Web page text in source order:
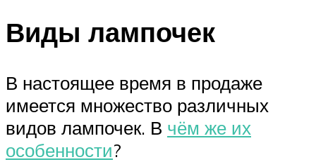
Виды лампочек
В настоящее время в продаже
имеется множество различных
видов лампочек. В чём же их
особенности?